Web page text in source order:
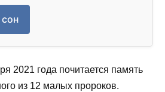
2021 года почитается память
из 12 малых пророков.